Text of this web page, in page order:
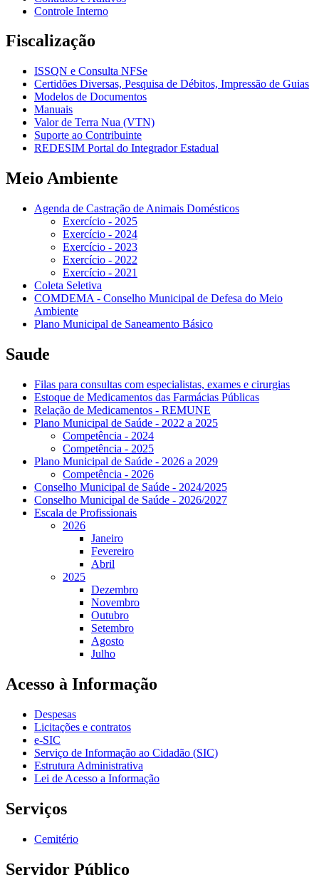
Controle Interno
Fiscalização
ISSQN e Consulta NFSe
Certidões Diversas, Pesquisa de Débitos, Impressão de Guias
Modelos de Documentos
Manuais
Valor de Terra Nua (VTN)
Suporte ao Contribuinte
REDESIM Portal do Integrador Estadual
Meio Ambiente
Agenda de Castração de Animais Domésticos
Exercício - 2025
Exercício - 2024
Exercício - 2023
Exercício - 2022
Exercício - 2021
Coleta Seletiva
COMDEMA - Conselho Municipal de Defesa do Meio
Ambiente
Plano Municipal de Saneamento Básico
Saude
Filas para consultas com especialistas, exames e cirurgias
Estoque de Medicamentos das Farmácias Públicas
Relação de Medicamentos - REMUNE
Plano Municipal de Saúde - 2022 a 2025
Competência - 2024
Competência - 2025
Plano Municipal de Saúde - 2026 a 2029
Competência - 2026
Conselho Municipal de Saúde - 2024/2025
Conselho Municipal de Saúde - 2026/2027
Escala de Profissionais
2026
Janeiro
Fevereiro
Abril
2025
Dezembro
Novembro
Outubro
Setembro
Agosto
Julho
Acesso à Informação
Despesas
Licitações e contratos
e-SIC
Serviço de Informação ao Cidadão (SIC)
Estrutura Administrativa
Lei de Acesso a Informação
Serviços
Cemitério
Servidor Público